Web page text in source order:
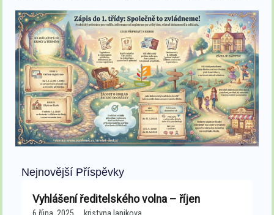
Nejnovější Příspěvky
Vyhlášení ředitelského volna – říjen